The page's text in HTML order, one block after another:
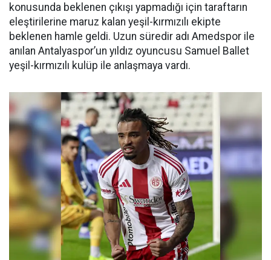
konusunda beklenen çıkışı yapmadığı için taraftarın
eleştirilerine maruz kalan yeşil-kırmızılı ekipte
beklenen hamle geldi. Uzun süredir adı Amedspor ile
anılan Antalyaspor’un yıldız oyuncusu Samuel Ballet
yeşil-kırmızılı kulüp ile anlaşmaya vardı.